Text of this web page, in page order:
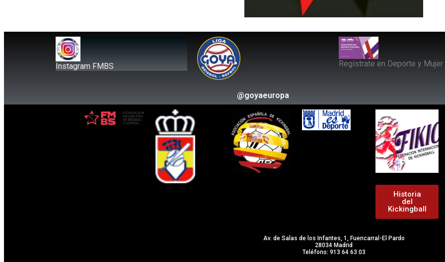
Instagram FMBS
@goyaeuropa
Regístrate en Deporte y Mujer
Historia
del
Kickingball
Av. de Salas de los Infantes, 1, Fuencarral-El Pardo
28034 Madrid
Teléfono: 913 64 63 03